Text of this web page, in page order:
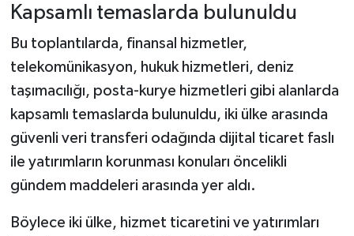
Kapsamlı temaslarda bulunuldu
Bu toplantılarda, finansal hizmetler,
telekomünikasyon, hukuk hizmetleri, deniz
taşımacılığı, posta-kurye hizmetleri gibi alanlarda
kapsamlı temaslarda bulunuldu, iki ülke arasında
güvenli veri transferi odağında dijital ticaret faslı
ile yatırımların korunması konuları öncelikli
gündem maddeleri arasında yer aldı.
Böylece iki ülke, hizmet ticaretini ve yatırımları